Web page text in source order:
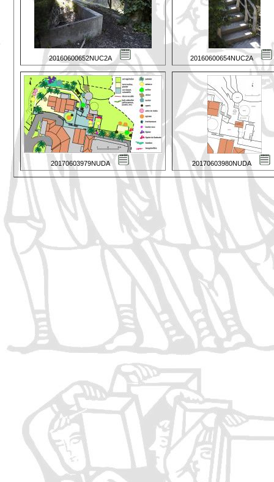
20160600652NUC2A 20160600654NUC2A
20170603979NUDA 20170603980NUDA